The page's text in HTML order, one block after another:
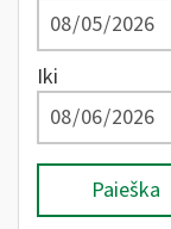
Iki
Paieška